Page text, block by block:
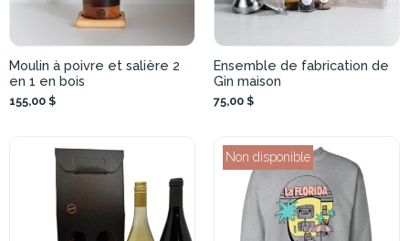
Moulin à poivre et salière 2
en 1 en bois
155,00 $
Ensemble de fabrication de
Gin maison
75,00 $
Non disponible